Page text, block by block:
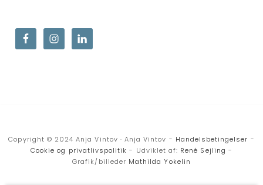
Copyright © 2024 Anja Vintov · Anja Vintov - Handelsbetingelser -
Cookie og privatlivspolitik - Udviklet af: René Sejling -
Grafik/billeder Mathilda Yokelin